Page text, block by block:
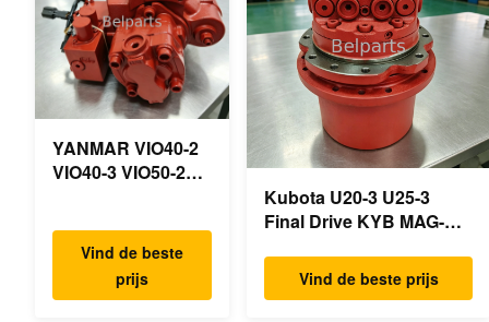
YANMAR VIO40-2
VIO40-3 VIO50-2
Hoofdhydraulische
pomp OEM
PSVD2-17E B0600-
Vind de beste
prijs
Kubota U20-3 U25-3
Final Drive KYB MAG-
Reismotor B0240-18076
RB511-61290 RB559-
Vind de beste prijs